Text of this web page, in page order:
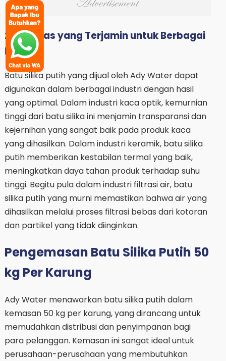
2. Kualitas yang Terjamin untuk Berbagai
Industri
Batu silika putih yang dijual oleh Ady Water dapat
digunakan dalam berbagai industri dengan hasil
yang optimal. Dalam industri kaca optik, kemurnian
tinggi dari batu silika ini menjamin transparansi dan
kejernihan yang sangat baik pada produk kaca
yang dihasilkan. Dalam industri keramik, batu silika
putih memberikan kestabilan termal yang baik,
meningkatkan daya tahan produk terhadap suhu
tinggi. Begitu pula dalam industri filtrasi air, batu
silika putih yang murni memastikan bahwa air yang
dihasilkan melalui proses filtrasi bebas dari kotoran
dan partikel yang tidak diinginkan.
Pengemasan Batu Silika Putih 50
kg Per Karung
Ady Water menawarkan batu silika putih dalam
kemasan 50 kg per karung, yang dirancang untuk
memudahkan distribusi dan penyimpanan bagi
para pelanggan. Kemasan ini sangat ideal untuk
perusahaan-perusahaan yang membutuhkan